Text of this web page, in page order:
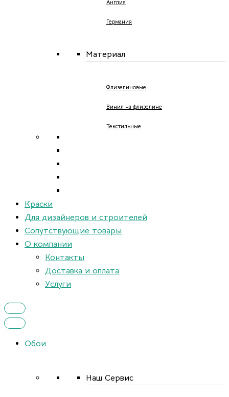
Англия
Германия
Материал
Флизелиновые
Винил на флизелине
Текстильные
Краски
Для дизайнеров и строителей
Сопутствующие товары
О компании
Контакты
Доставка и оплата
Услуги
Обои
Наш Сервис